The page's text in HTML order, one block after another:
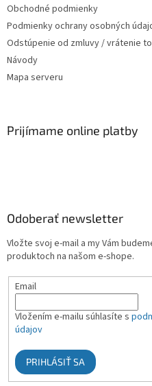
Obchodné podmienky
Podmienky ochrany osobných
Odstúpenie od zmluvy / vrátenie
Návody
Mapa serveru
Prijímame online platby
Odoberať newsletter
Vložte svoj e-mail a my Vám
produktoch na našom e-shope.
Email
Vložením e-mailu súhlasíte s
údajov
PRIHLÁSIŤ SA